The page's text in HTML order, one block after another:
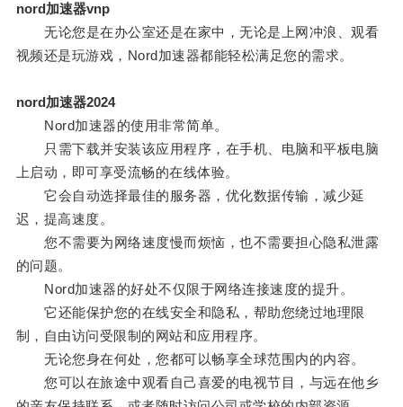
nord加速器vnp
无论您是在办公室还是在家中，无论是上网冲浪、观看
视频还是玩游戏，Nord加速器都能轻松满足您的需求。
nord加速器2024
Nord加速器的使用非常简单。
只需下载并安装该应用程序，在手机、电脑和平板电脑
上启动，即可享受流畅的在线体验。
它会自动选择最佳的服务器，优化数据传输，减少延
迟，提高速度。
您不需要为网络速度慢而烦恼，也不需要担心隐私泄露
的问题。
Nord加速器的好处不仅限于网络连接速度的提升。
它还能保护您的在线安全和隐私，帮助您绕过地理限
制，自由访问受限制的网站和应用程序。
无论您身在何处，您都可以畅享全球范围内的内容。
您可以在旅途中观看自己喜爱的电视节目，与远在他乡